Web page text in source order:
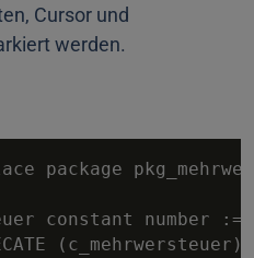
Cursor und
werden.
package
constant number :
=
(c_mehrwersteuer);